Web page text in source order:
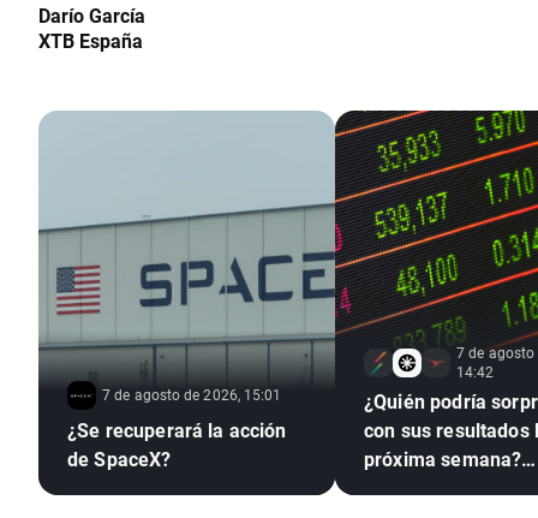
Darío García
XTB España
7 de agosto de 2026, 15:01
¿Se recuperará la acción
de SpaceX?
7 de agosto
14:42
¿Quién podría
con sus resultados
próxima semana?